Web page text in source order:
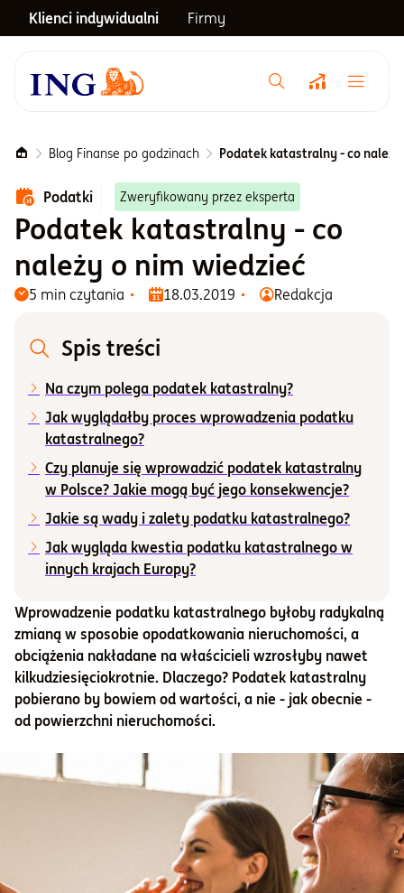
Klienci indywidualni Firmy
Menu główne
Notowania
Emerytura
Inwestycje
Centrum pomocy
Informacje i dokumenty
O nas
Otwórz konto
Zaloguj
Blog Finanse po godzinach Podatek katastralny - co
Podatki Zweryfikowany przez eksperta
Podatek katastralny - co
należy o nim wiedzieć
5 min czytania 18.03.2019 Redakcja
Wprowadzenie podatku katastralnego byłoby radykalną
zmianą w sposobie opodatkowania nieruchomości, a
obciążenia nakładane na właścicieli wzrosłyby nawet
kilkudziesięciokrotnie. Dlaczego? Podatek katastralny
pobierano by bowiem od wartości, a nie - jak obecnie -
od powierzchni nieruchomości.
Spis treści
Na czym polega podatek katastralny?
Jak wyglądałby proces wprowadzenia podatku
katastralnego?
Czy planuje się wprowadzić podatek katastralny
w Polsce? Jakie mogą być jego konsekwencje?
Jakie są wady i zalety podatku katastralnego?
Jak wygląda kwestia podatku katastralnego w
innych krajach Europy?